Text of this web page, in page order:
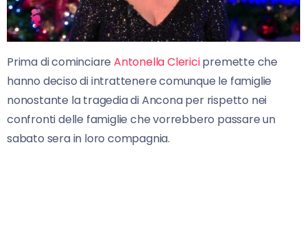
Prima di cominciareAntonella Clericipremette che
hanno deciso di intrattenere comunque le famiglie
nonostante la tragedia di Ancona per rispetto nei
confronti delle famiglie che vorrebbero passare un
sabato sera in loro compagnia.